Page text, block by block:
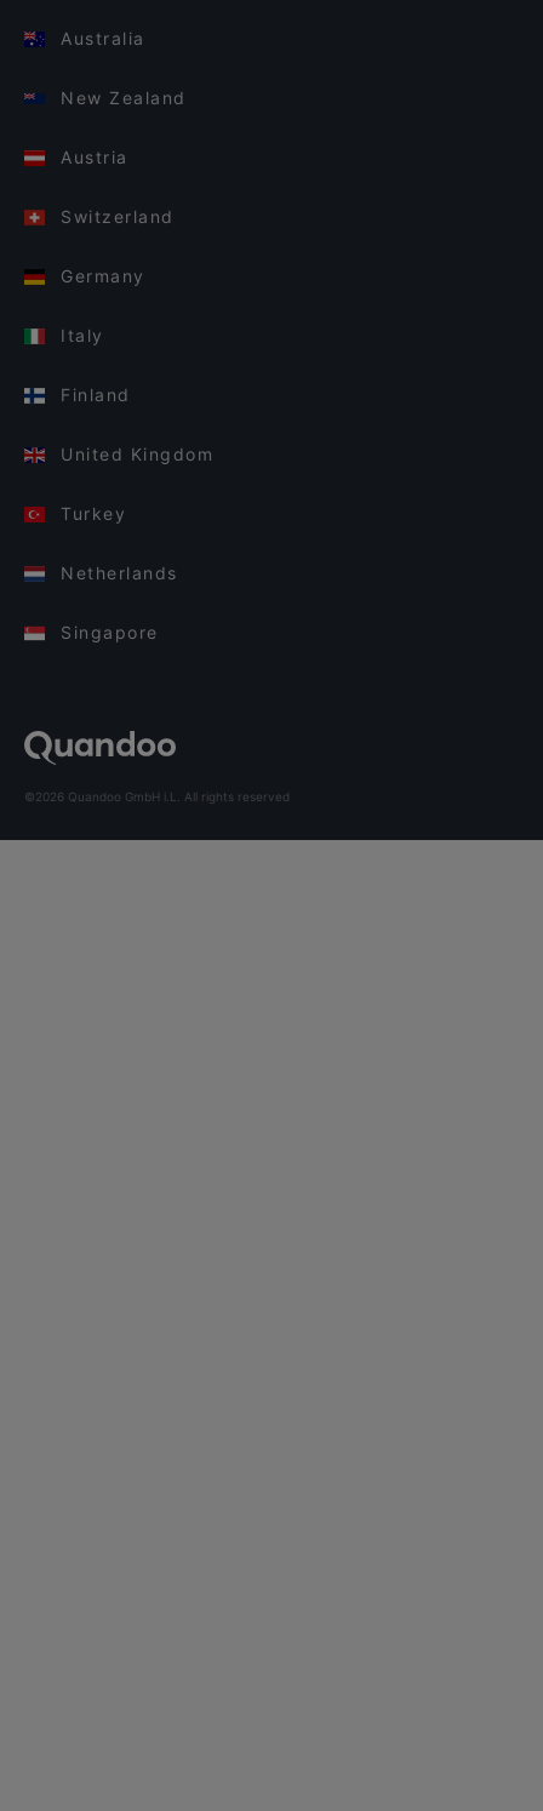
Australia
New Zealand
Austria
Switzerland
Germany
Italy
Finland
United Kingdom
Turkey
Netherlands
Singapore
©2026 Quandoo GmbH i.L. All rights reserved